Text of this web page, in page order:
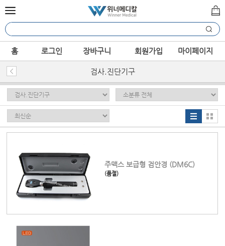
홈 로그인 장바구니 회원가입 마이페이지
검사.진단기구
주맥스 보급형 검안경 (DM6C)
(품절)